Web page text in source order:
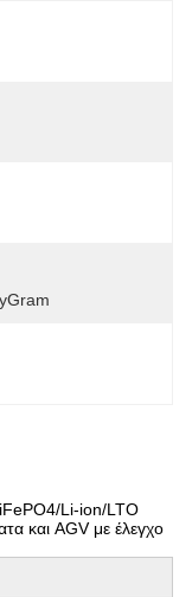
Li-ion/LTO
και AGV με έλεγχο